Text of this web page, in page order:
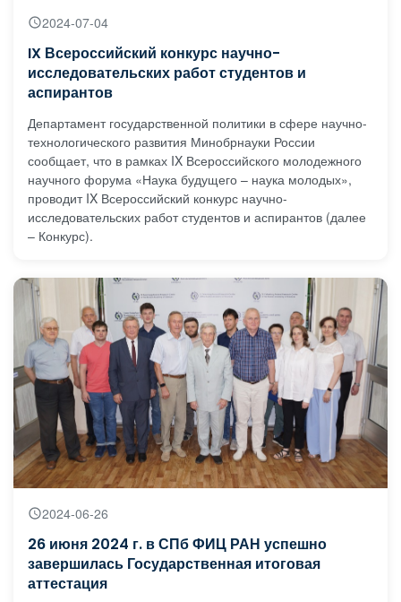
2024-07-04
IX Всероссийский конкурс научно-
исследовательских работ студентов и
аспирантов
Департамент государственной политики в сфере научно-
технологического развития Минобрнауки России
сообщает, что в рамках IX Всероссийского молодежного
научного форума «Наука будущего – наука молодых»,
проводит IX Всероссийский конкурс научно-
исследовательских работ студентов и аспирантов (далее
– Конкурс).
2024-06-26
26 июня 2024 г. в СПб ФИЦ РАН успешно
завершилась Государственная итоговая
аттестация